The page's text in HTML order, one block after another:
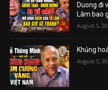
Duong đi
Lâm bao
August 5,
Khủng
August 5,